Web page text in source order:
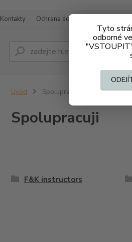
Tyto
odborné
Kontakty Ochrana soukromí
Úvod Spolupracuji
Spolupracuji
F&K instructors